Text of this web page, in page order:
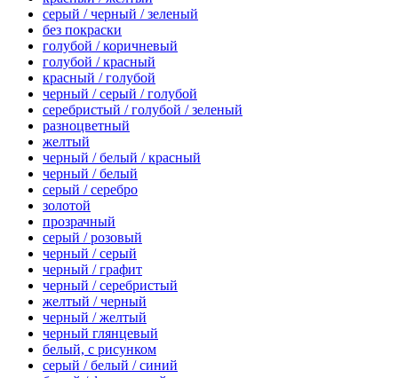
серый / черный / зеленый
без покраски
голубой / коричневый
голубой / красный
красный / голубой
черный / серый / голубой
серебристый / голубой / зеленый
разноцветный
желтый
черный / белый / красный
черный / белый
серый / серебро
золотой
прозрачный
серый / розовый
черный / серый
черный / графит
черный / серебристый
желтый / черный
черный / желтый
черный глянцевый
белый, с рисунком
серый / белый / синий